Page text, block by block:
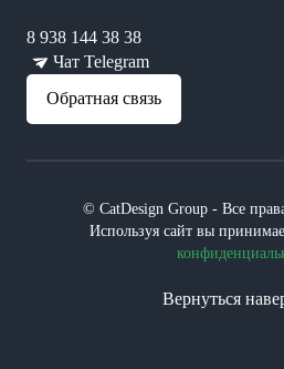
8 938 144 38 38
Чат Telegram
Обратная связь
© CatDesign Group - Все
Используя сайт вы
Вернуться